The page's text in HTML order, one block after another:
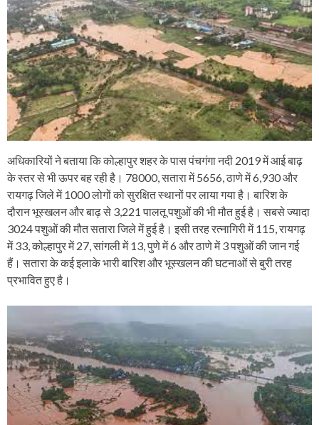
अधिकारियों ने बताया कि कोल्हापुर शहर के पास पंचगंगा नदी 2019 में आई बाढ़
के स्तर से भी ऊपर बह रही है। 78000, सतारा में 5656, ठाणे में 6,930 और
रायगढ़ जिले में 1000 लोगों को सुरक्षित स्थानों पर लाया गया है। बारिश के
दौरान भूस्खलन और बाढ़ से 3,221 पालतू पशुओं की भी मौत हुई है। सबसे ज्यादा
3024 पशुओं की मौत सतारा जिले में हुई है। इसी तरह रत्नागिरी में 115, रायगढ़
में 33, कोल्हापुर में 27, सांगली में 13, पुणे में 6 और ठाणे में 3 पशुओं की जान गई
हैं। सतारा के कई इलाके भारी बारिश और भूस्खलन की घटनाओं से बुरी तरह
प्रभावित हुए है।